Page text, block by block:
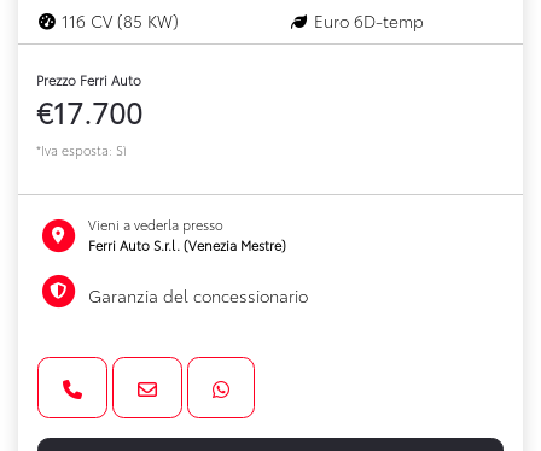
116 CV (85 KW)
Euro 6D-temp
Prezzo Ferri Auto
€17.700
*Iva esposta: Sì
Vieni a vederla presso
Ferri Auto S.r.l. (Venezia Mestre)
Garanzia del concessionario